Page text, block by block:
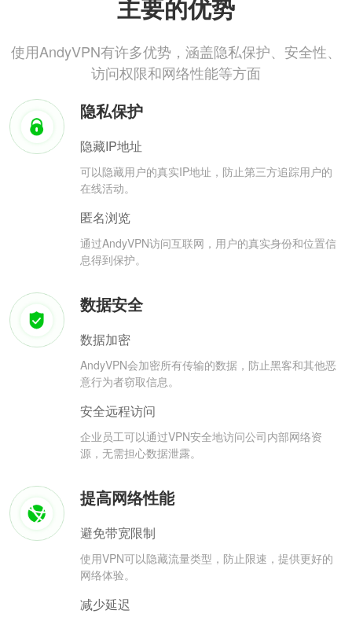
主要的优势
使用AndyVPN有许多优势，涵盖隐私保护、安全性、
访问权限和网络性能等方面
隐私保护
隐藏IP地址
可以隐藏用户的真实IP地址，防止第三方追踪用户的
在线活动。
匿名浏览
通过AndyVPN访问互联网，用户的真实身份和位置信
息得到保护。
数据安全
数据加密
AndyVPN会加密所有传输的数据，防止黑客和其他恶
意行为者窃取信息。
安全远程访问
企业员工可以通过VPN安全地访问公司内部网络资
源，无需担心数据泄露。
提高网络性能
避免带宽限制
使用VPN可以隐藏流量类型，防止限速，提供更好的
网络体验。
减少延迟